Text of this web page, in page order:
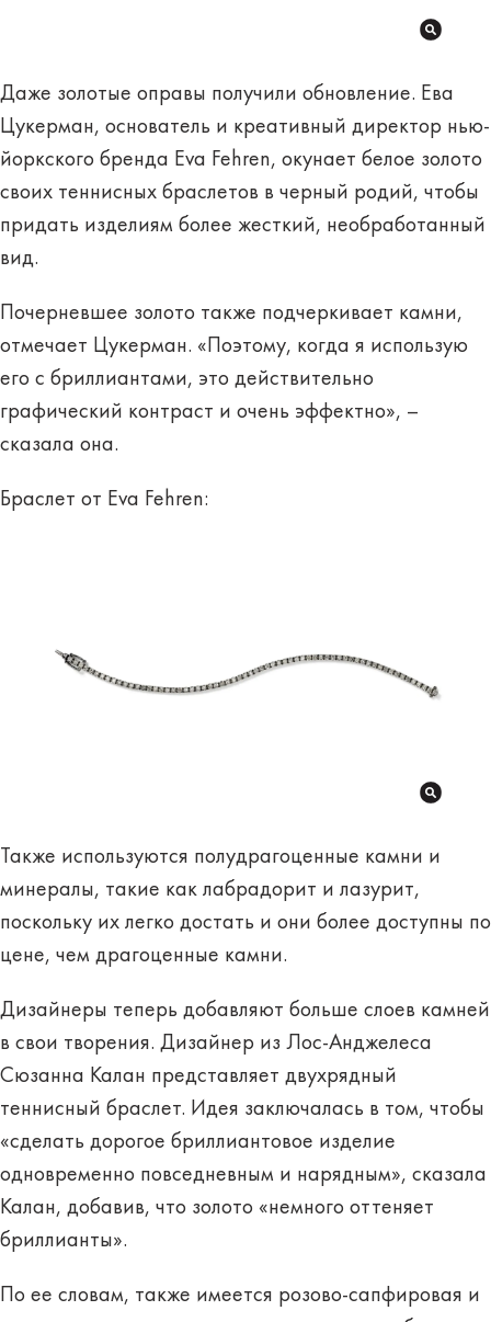
Даже золотые оправы получили обновление. Ева
Цукерман, основатель и креативный директор нью-
йоркского бренда Eva Fehren, окунает белое золото
своих теннисных браслетов в черный родий, чтобы
придать изделиям более жесткий, необработанный
вид.
Почерневшее золото также подчеркивает камни,
отмечает Цукерман. «Поэтому, когда я использую
его с бриллиантами, это действительно
графический контраст и очень эффектно», –
сказала она.
Браслет от Eva Fehren:
Также используются полудрагоценные камни и
минералы, такие как лабрадорит и лазурит,
поскольку их легко достать и они более доступны по
цене, чем драгоценные камни.
Дизайнеры теперь добавляют больше слоев камней
в свои творения. Дизайнер из Лос-Анджелеса
Сюзанна Калан представляет двухрядный
теннисный браслет. Идея заключалась в том, чтобы
«сделать дорогое бриллиантовое изделие
одновременно повседневным и нарядным», сказала
Калан, добавив, что золото «немного оттеняет
бриллианты».
По ее словам, также имеется розово-сапфировая и